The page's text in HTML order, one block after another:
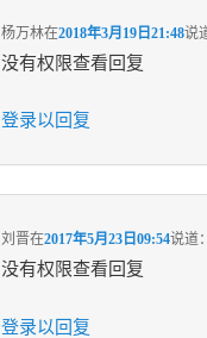
杨万林在2018年3月19日21:48说
没有权限查看回复
登录以回复
刘晋在2017年5月23日09:54说道：
没有权限查看回复
登录以回复